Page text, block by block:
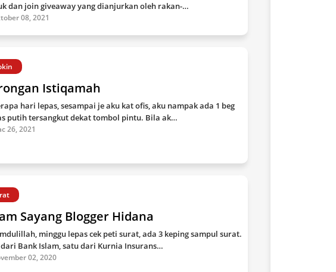
dan join giveaway yang dianjurkan oleh rakan-…
08, 2021
Istiqamah
hari lepas, sesampai je aku kat ofis, aku nampak ada 1 beg
putih tersangkut dekat tombol pintu. Bila ak…
26, 2021
Sayang Blogger Hidana
minggu lepas cek peti surat, ada 3 keping sampul surat.
Bank Islam, satu dari Kurnia Insurans…
02, 2020